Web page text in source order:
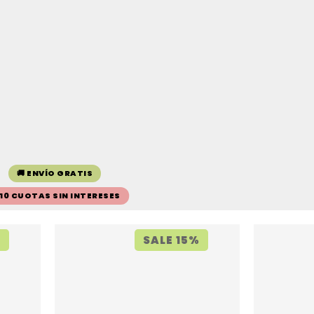
🚚 ENVÍO GRATIS
CUOTAS SIN INTERESES
SALE 15%